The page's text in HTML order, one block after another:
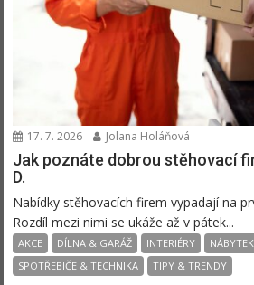
17. 7. 2026 Jolana Holáňová
Jak poznáte dobrou stěhovací
D.
Nabídky stěhovacích firem vypadají na
Rozdíl mezi nimi se ukáže až v pátek...
AKCE DÍLNA & GARÁŽ INTERIÉRY
SPOTŘEBIČE & TECHNIKA
TIPY & TRENDY